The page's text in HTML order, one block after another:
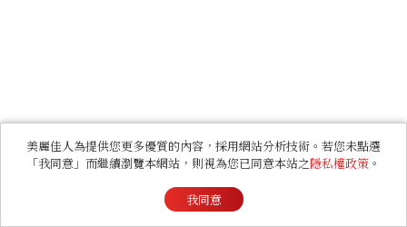
美麗佳人為提供您更多優質的內容，採用網站分析技術。若您未點選
「我同意」而繼續瀏覽本網站，則視為您已同意本站之隱私權政策 。
我同意